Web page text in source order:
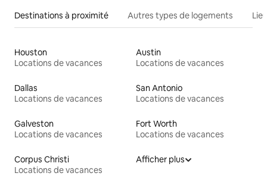
Destinations à proximité Autres types de logements
Houston
Locations de vacances
Austin
Locations de vacances
Dallas
Locations de vacances
San Antonio
Locations de vacances
Galveston
Locations de vacances
Fort Worth
Locations de vacances
Corpus Christi
Locations de vacances
Afficher plus